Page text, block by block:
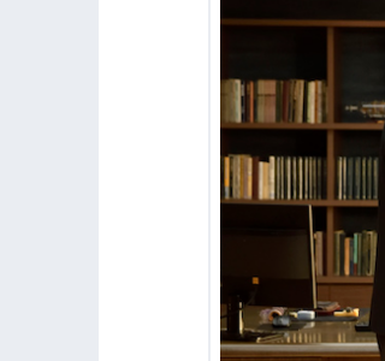
23年前の事件の
権藤（吉田鋼太
2.7 勇仁（岡部たか
ドラマ『桜の塔』